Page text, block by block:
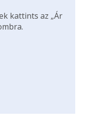
kattints az „Ár